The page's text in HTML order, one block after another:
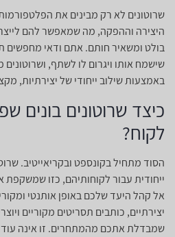
שרוטונים לא רק מבינים את
היצירה וההפקה, מה שמאפשר להם
בולט ומשאיר חותם. אתם ודאי מחפשים
שישמח אותו ויגרום לו לשתף,
באמצעות שילוב ייחודי של יצירתיות,
כיצד שרוטונים בונים
לקוח?
הסוד מתחיל בקונספט ובקריאייטיב.
ייחודית עבור לקוחותיהם, כזו
אל קהל היעד שלכם באופן אותנטי
יצירתיים, כותבים תסריטים מקוריים
שמבדלת אתכם מהמתחרים. זו אינה